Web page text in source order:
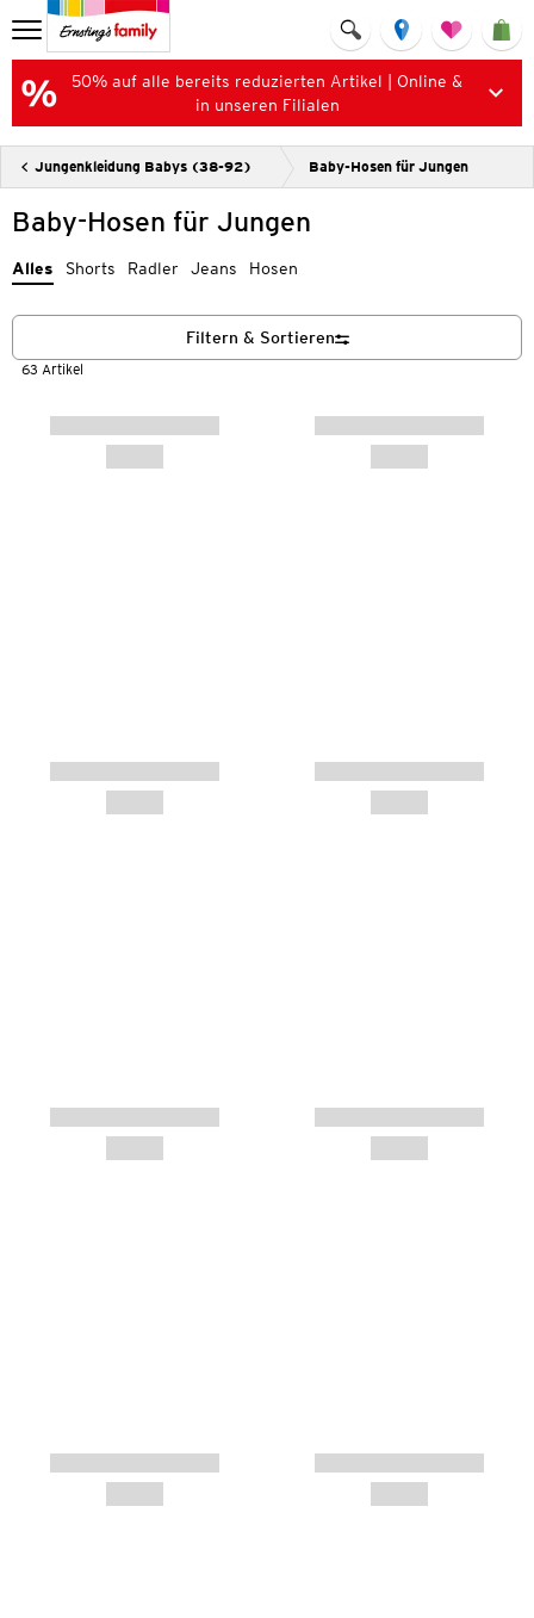
50% auf alle bereits reduzierten Artikel | Online &
in unseren Filialen
Jungenkleidung Babys (38-92) Baby-Hosen für Jungen
Baby-Hosen für Jungen
Alles Shorts Radler Jeans Hosen
63 Artikel
Filtern & Sortieren